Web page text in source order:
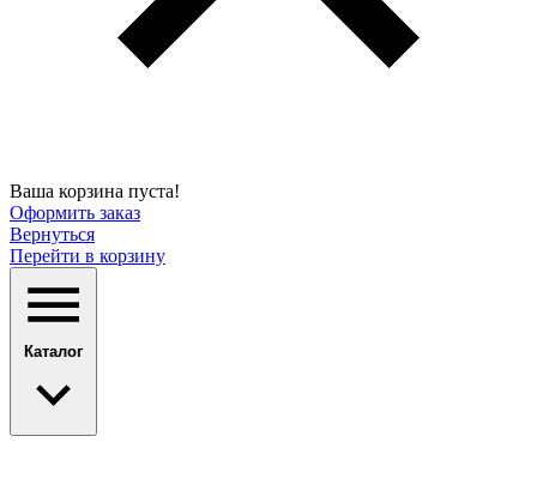
Ваша корзина пуста!
Оформить заказ
Вернуться
Перейти в корзину
Каталог